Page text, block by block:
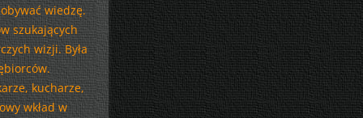
wiedzę.
szukających
wizji. Była
kucharze,
wkład w